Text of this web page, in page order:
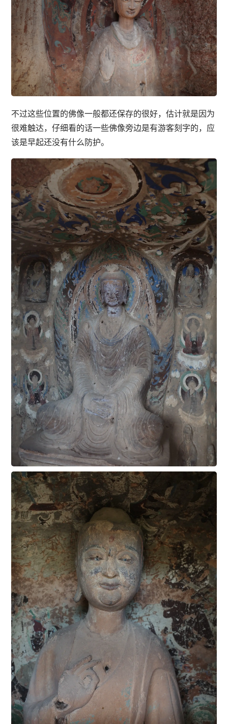
不过这些位置的佛像一般都还保存的很好，估计就是因为
很难触达，仔细看的话一些佛像旁边是有游客刻字的，应
该是早起还没有什么防护。